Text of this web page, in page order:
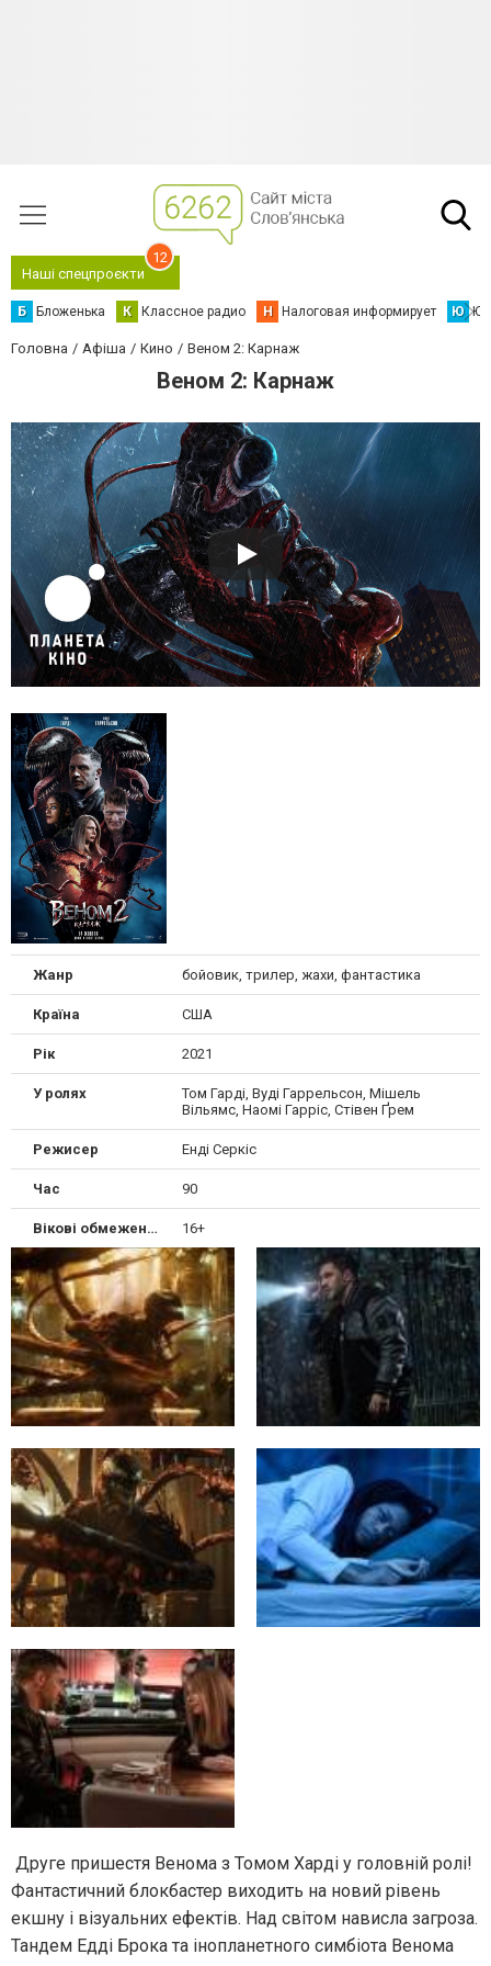
Наші спецпроєкти
12
Б Бложенька К Классное радио Н Налоговая информирует Ю
Головна Афіша Кино Веном 2: Карнаж
Веном 2: Карнаж
Жанр бойовик, трилер, жахи, фантастика
Країна США
Рік 2021
У ролях
Том Гарді, Вуді Гаррельсон, Мішель
Вільямс, Наомі Гарріс, Стівен Ґрем
Режисер Енді Серкіс
Час 90
Вікові обмеження 16+
Друге пришестя Венома з Томом Харді у головній ролі!
Фантастичний блокбастер виходить на новий рівень
екшну і візуальних ефектів. Над світом нависла загроза.
Тандем Едді Брока та інопланетного симбіота Венома